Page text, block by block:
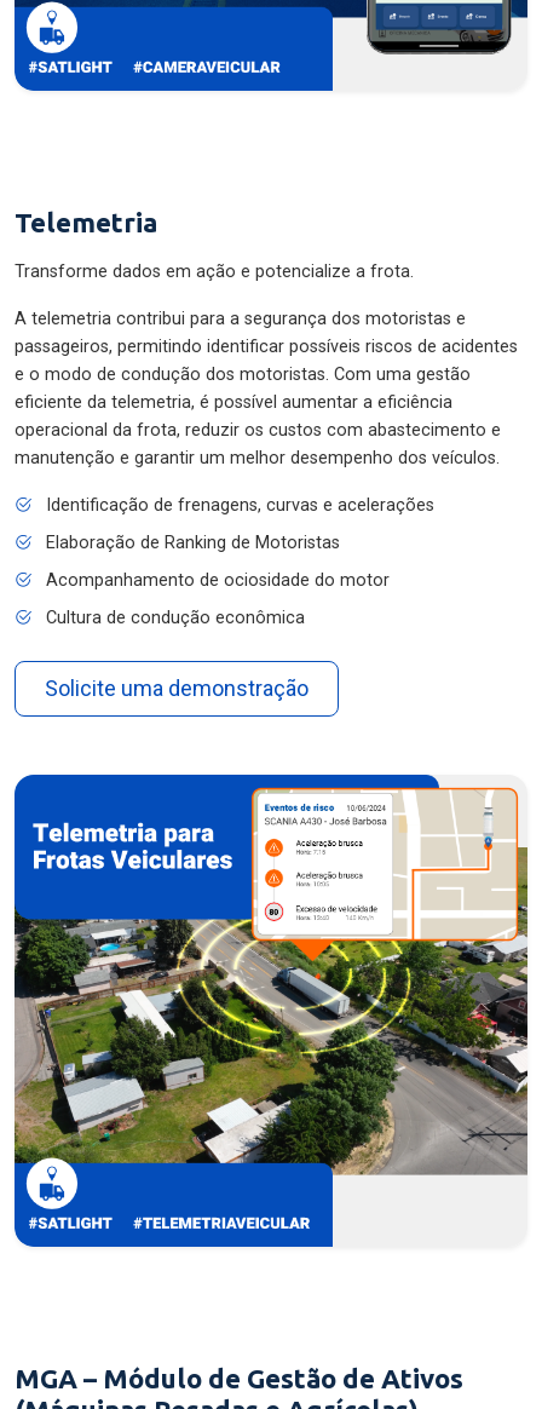
Telemetria
Transforme dados em ação e potencialize a frota.
A telemetria contribui para a segurança dos motoristas e
passageiros, permitindo identificar possíveis riscos de acidentes
e o modo de condução dos motoristas. Com uma gestão
eficiente da telemetria, é possível aumentar a eficiência
operacional da frota, reduzir os custos com abastecimento e
manutenção e garantir um melhor desempenho dos veículos.
Identificação de frenagens, curvas e acelerações
Elaboração de Ranking de Motoristas
Acompanhamento de ociosidade do motor
Cultura de condução econômica
Solicite uma demonstração
MGA – Módulo de Gestão de Ativos